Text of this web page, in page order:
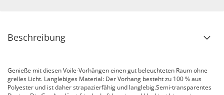
Beschreibung
Genieße mit diesen Voile-Vorhängen einen gut beleuchteten Raum ohne
grelles Licht. Langlebiges Material: Der Vorhang besteht zu 100 % aus
Polyester und ist daher strapazierfähig und langlebig.Semi-transparentes